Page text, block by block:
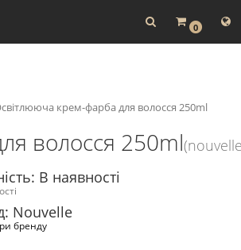
0
крем-фарба для волосся 250ml
волосся 250ml
В наявності
Nouvelle
бренду